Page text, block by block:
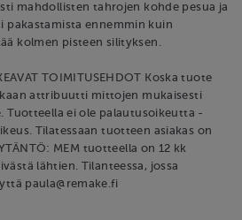
mahdollisten tahrojen kohde pesua ja
ennemmin kuin
kolmen pisteen silityksen.
TOIMITUSEHDOT Koska tuote
attribuutti mittojen mukaisesti
ei ole palautusoikeutta -
Tilatessaan tuotteen asiakas on
MEM tuotteella on 12 kk
lähtien. Tilanteessa, jossa
paula@remake.fi